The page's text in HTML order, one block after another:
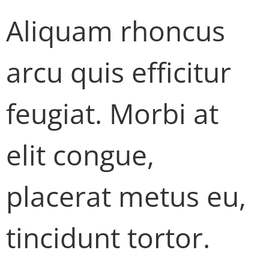
Aliquam rhoncus
arcu quis efficitur
feugiat. Morbi at
elit congue,
placerat metus eu,
tincidunt tortor.